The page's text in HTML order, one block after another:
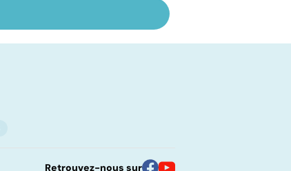
complexe
Retrouvez-nous sur